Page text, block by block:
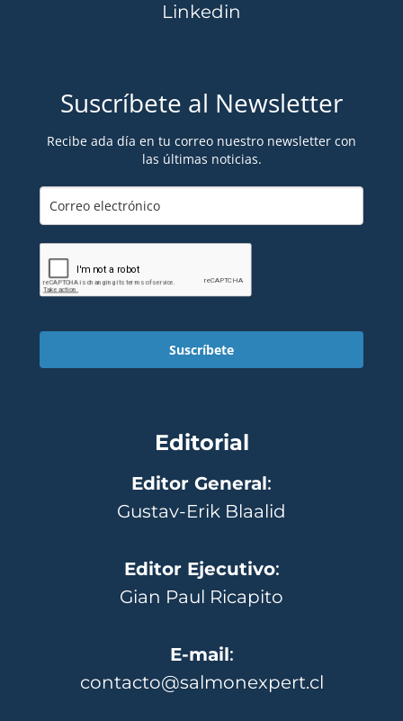
Linkedin
Suscríbete al Newsletter
Recibe ada día en tu correo nuestro newsletter con
las últimas noticias.
Suscríbete
Editorial
Editor General:
Gustav-Erik Blaalid
Editor Ejecutivo:
Gian Paul Ricapito
E-mail:
contacto@salmonexpert.cl